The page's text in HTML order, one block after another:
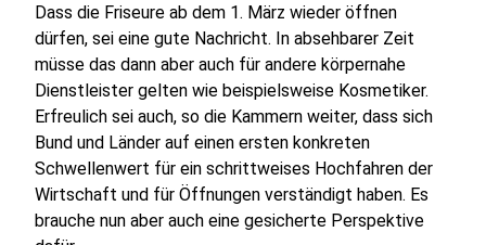
Dass die Friseure ab dem 1. März wieder öffnen
dürfen, sei eine gute Nachricht. In absehbarer Zeit
müsse das dann aber auch für andere körpernahe
Dienstleister gelten wie beispielsweise Kosmetiker.
Erfreulich sei auch, so die Kammern weiter, dass sich
Bund und Länder auf einen ersten konkreten
Schwellenwert für ein schrittweises Hochfahren der
Wirtschaft und für Öffnungen verständigt haben. Es
brauche nun aber auch eine gesicherte Perspektive